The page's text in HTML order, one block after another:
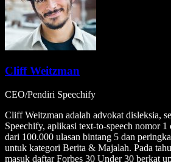
Cliff Weitzman
CEO/Pendiri Speechify
Cliff Weitzman adalah advokat disleksia,
Speechify, aplikasi text-to-speech nomor
dari 100.000 ulasan bintang 5 dan
untuk kategori Berita & Majalah. Pada
masuk daftar Forbes 30 Under 30 berkat